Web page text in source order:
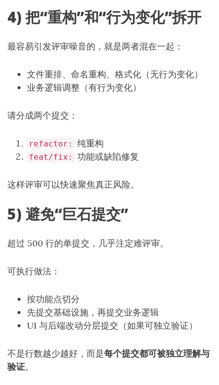
4) 把“重构”和“行为变化”拆开
最容易引发评审噪音的，就是两者混在一起：
文件重排、命名重构、格式化（无行为变化）
业务逻辑调整（有行为变化）
请分成两个提交：
refactor: 纯重构
feat/fix: 功能或缺陷修复
这样评审可以快速聚焦真正风险。
5) 避免“巨石提交”
超过 500 行的单提交，几乎注定难评审。
可执行做法：
按功能点切分
先提交基础设施，再提交业务逻辑
UI 与后端改动分层提交（如果可独立验证）
不是行数越少越好，而是每个提交都可被独立理解与
验证。